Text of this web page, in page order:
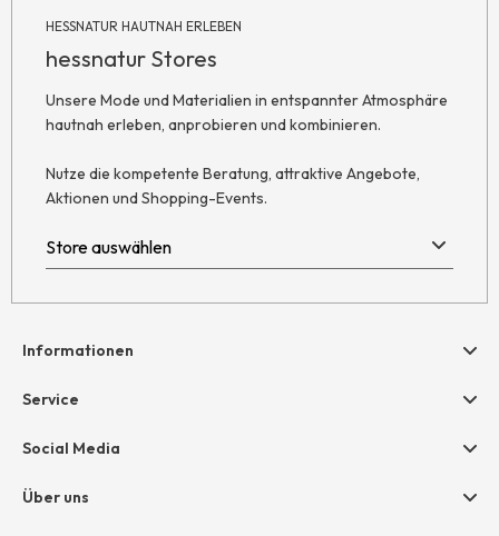
HESSNATUR HAUTNAH ERLEBEN
hessnatur Stores
Unsere Mode und Materialien in entspannter Atmosphäre
hautnah erleben, anprobieren und kombinieren.
Nutze die kompetente Beratung, attraktive Angebote,
Aktionen und Shopping-Events.
Informationen
Hilfe & Kontakt
Retoure
AGB
Service
Geschenkgutscheine
Größentabelle
Social Media
Über uns